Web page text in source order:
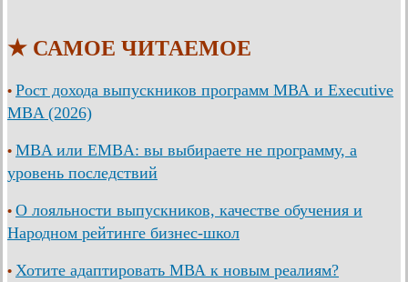
★ САМОЕ ЧИТАЕМОЕ
• Рост дохода выпускников программ МВА и Executive
MBA (2026)
• MBA или EMBA: вы выбираете не программу, а
уровень последствий
• О лояльности выпускников, качестве обучения и
Народном рейтинге бизнес-школ
• Хотите адаптировать МВА к новым реалиям?